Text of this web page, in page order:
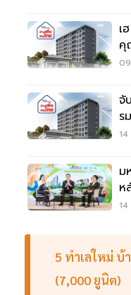
เ
คุ
จั
ร
แ
ม
ห
ยั่
5 ทำเลใหม่
(7,000 ยูนิต)